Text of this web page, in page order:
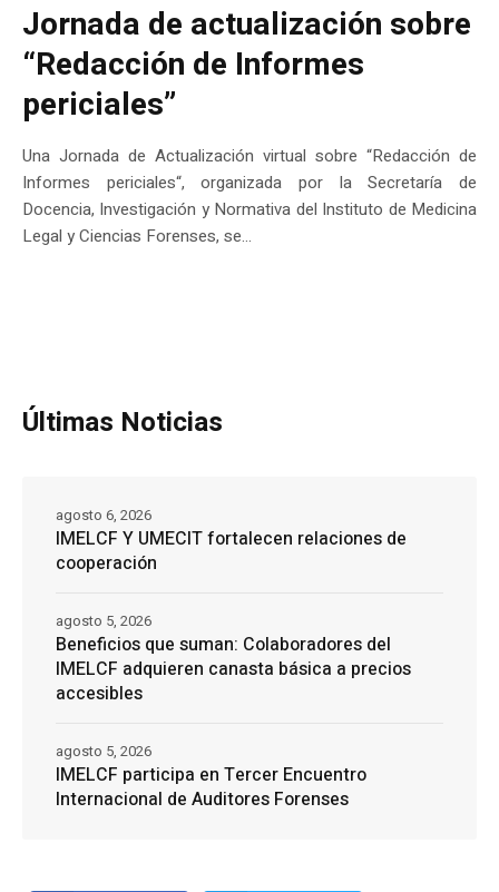
Jornada de actualización sobre
“Redacción de Informes
periciales”
Una Jornada de Actualización virtual sobre “Redacción de
Informes periciales“, organizada por la Secretaría de
Docencia, Investigación y Normativa del Instituto de Medicina
Legal y Ciencias Forenses, se...
Últimas Noticias
IMELCF Y UMECIT fortalecen relaciones de
cooperación
agosto 6, 2026
Beneficios que suman: Colaboradores del
IMELCF adquieren canasta básica a precios
accesibles
agosto 5, 2026
IMELCF participa en Tercer Encuentro
Internacional de Auditores Forenses
agosto 5, 2026